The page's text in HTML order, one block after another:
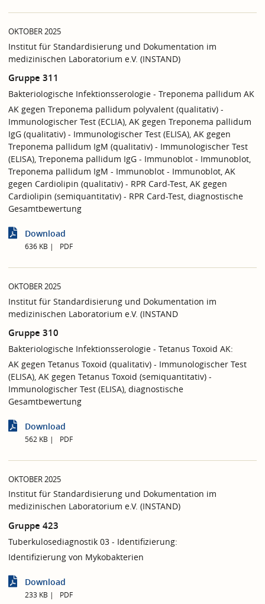
OKTOBER 2025
Institut für Standardisierung und Dokumentation im
medizinischen Laboratorium e.V. (INSTAND)
Gruppe 311
Bakteriologische Infektionsserologie - Treponema pallidum AK
AK gegen Treponema pallidum polyvalent (qualitativ) -
Immunologischer Test (ECLIA), AK gegen Treponema pallidum
IgG (qualitativ) - Immunologischer Test (ELISA), AK gegen
Treponema pallidum IgM (qualitativ) - Immunologischer Test
(ELISA), Treponema pallidum IgG - Immunoblot - Immunoblot,
Treponema pallidum IgM - Immunoblot - Immunoblot, AK
gegen Cardiolipin (qualitativ) - RPR Card-Test, AK gegen
Cardiolipin (semiquantitativ) - RPR Card-Test, diagnostische
Gesamtbewertung
Download
636 KB PDF
OKTOBER 2025
Institut für Standardisierung und Dokumentation im
medizinischen Laboratorium e.V. (INSTAND
Gruppe 310
Bakteriologische Infektionsserologie - Tetanus Toxoid AK:
AK gegen Tetanus Toxoid (qualitativ) - Immunologischer Test
(ELISA), AK gegen Tetanus Toxoid (semiquantitativ) -
Immunologischer Test (ELISA), diagnostische
Gesamtbewertung
Download
562 KB PDF
OKTOBER 2025
Institut für Standardisierung und Dokumentation im
medizinischen Laboratorium e.V. (INSTAND)
Gruppe 423
Tuberkulosediagnostik 03 - Identifizierung:
Identifizierung von Mykobakterien
Download
233 KB PDF